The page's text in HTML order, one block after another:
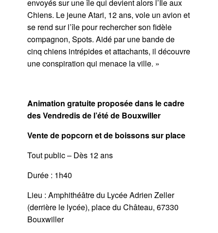
envoyés sur une île qui devient alors l’Île aux
Chiens. Le jeune Atari, 12 ans, vole un avion et
se rend sur l’île pour rechercher son fidèle
compagnon, Spots. Aidé par une bande de
cinq chiens intrépides et attachants, il découvre
une conspiration qui menace la ville. »
Animation gratuite proposée dans le cadre
des Vendredis de l’été de Bouxwiller
Vente de popcorn et de boissons sur place
Tout public – Dès 12 ans
Durée : 1h40
Lieu : Amphithéâtre du Lycée Adrien Zeller
(derrière le lycée), place du Château, 67330
Bouxwiller